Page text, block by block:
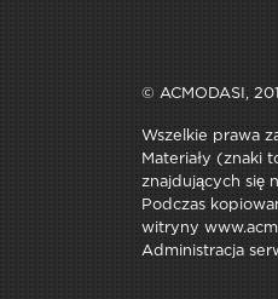
© ACMODASI,
Wszelkie prawa
Materiały (znaki
znajdujących się
Podczas
witryny
Administracja